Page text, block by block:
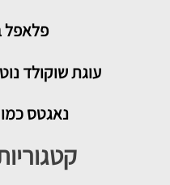
פלאפל
עוגת שוקולד
נאגטס